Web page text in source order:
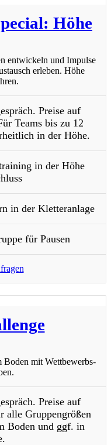
Höhe
entwickeln und Impulse
erleben. Höhe
Preise auf
Teams bis zu 12
in der Höhe.
in der Höhe
in der Kletteranlage
für Pausen
Boden mit Wettbewerbs-
Preise auf
alle Gruppengrößen
Boden und ggf. in